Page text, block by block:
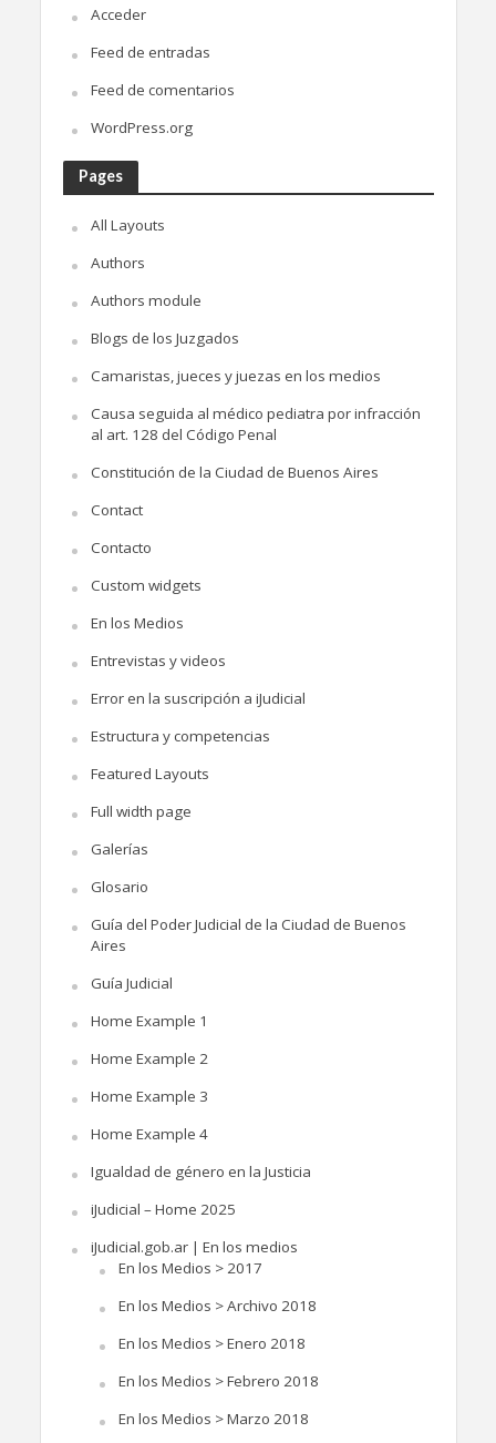
Acceder
Feed de entradas
Feed de comentarios
WordPress.org
Pages
All Layouts
Authors
Authors module
Blogs de los Juzgados
Camaristas, jueces y juezas en los medios
Causa seguida al médico pediatra por infracción
al art. 128 del Código Penal
Constitución de la Ciudad de Buenos Aires
Contact
Contacto
Custom widgets
En los Medios
Entrevistas y videos
Error en la suscripción a iJudicial
Estructura y competencias
Featured Layouts
Full width page
Galerías
Glosario
Guía del Poder Judicial de la Ciudad de Buenos
Aires
Guía Judicial
Home Example 1
Home Example 2
Home Example 3
Home Example 4
Igualdad de género en la Justicia
iJudicial – Home 2025
iJudicial.gob.ar | En los medios
En los Medios > 2017
En los Medios > Archivo 2018
En los Medios > Enero 2018
En los Medios > Febrero 2018
En los Medios > Marzo 2018